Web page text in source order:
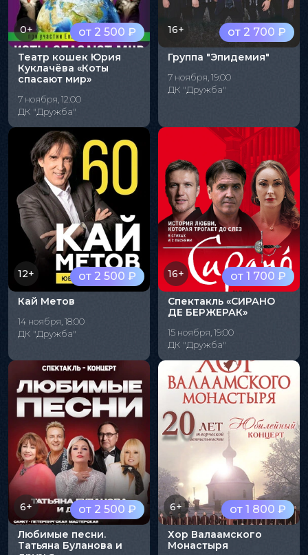
от 2 500 ₽
0+
Театр кошек Юрия
Куклачёва «Коты
спасают мир»
7 ноября, 12:00
ДК "Дружба"
от 2 700 ₽
16+
Группа "Эпидемия"
7 ноября, 19:00
ДК "Дружба"
от 2 500 ₽
12+
Кай Метов
14 ноября, 18:00
ДК "Дружба"
от 1 700 ₽
16+
Спектакль «СИРАНО
ДЕ БЕРЖЕРАК»
15 ноября, 19:00
ДК "Дружба"
от 2 500 ₽
6+
Любимые песни.
Татьяна Буланова и
от 1 800 ₽
6+
Хор Валаамского
Монастыря